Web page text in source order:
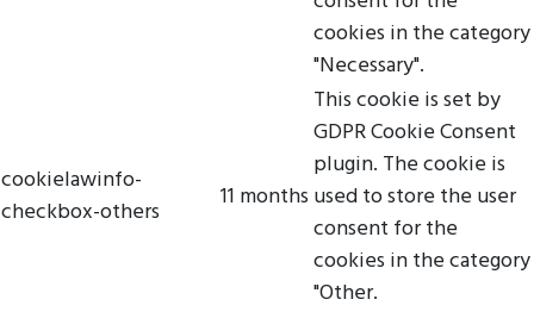
cookies in the category
"Necessary".
cookielawinfo-
checkbox-others
11 months
This cookie is set by
GDPR Cookie Consent
plugin. The cookie is
used to store the user
consent for the
cookies in the category
"Other.